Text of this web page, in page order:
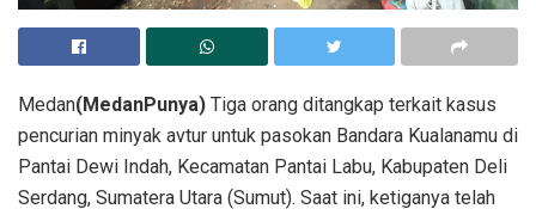
Medan(MedanPunya) Tiga orang ditangkap terkait kasus
pencurian minyak avtur untuk pasokan Bandara Kualanamu di
Pantai Dewi Indah, Kecamatan Pantai Labu, Kabupaten Deli
Serdang, Sumatera Utara (Sumut). Saat ini, ketiganya telah